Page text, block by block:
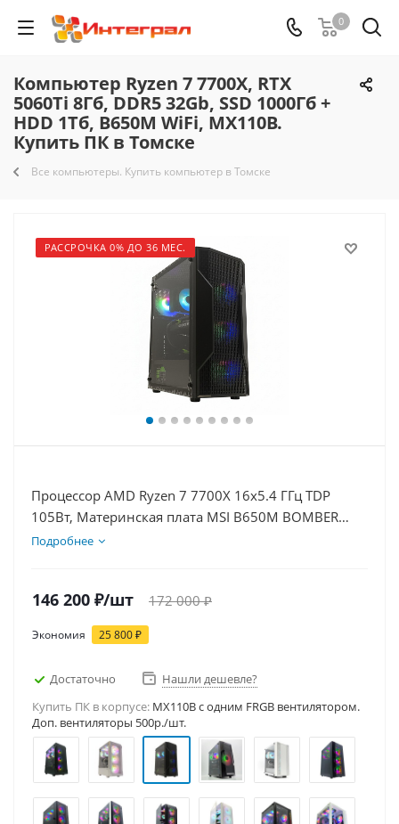
0
Компьютер Ryzen 7 7700X, RTX
5060Ti 8Гб, DDR5 32Gb, SSD 1000Гб +
HDD 1Тб, B650M WiFi, MX110B.
Купить ПК в Томске
Все компьютеры. Купить компьютер в Томске
РАССРОЧКА 0% ДО 36 МЕС.
Процессор AMD Ryzen 7 7700X 16x5.4 ГГц TDP
105Вт, Материнская плата MSI B650M BOMBER
WIFI, Видеокарта RTX 5060Ti 8Гб, Память
Подробнее
146 200 ₽/шт 172 000₽
Экономия 25 800₽
Достаточно
Нашли дешевле?
Купить ПК в корпусе: MX110B c одним FRGB вентилятором.
Доп. вентиляторы 500р./шт.